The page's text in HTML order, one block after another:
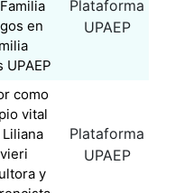
en
UPAEP
Plataforma
UPAEP
como
vital
y
Plataforma
UPAEP